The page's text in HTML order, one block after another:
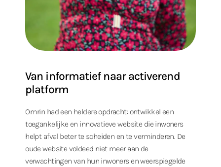
Van informatief naar activerend
platform
Omrin had een heldere opdracht: ontwikkel een
toegankelijke en innovatieve website die inwoners
helpt afval beter te scheiden en te verminderen. De
oude website voldeed niet meer aan de
verwachtingen van hun inwoners en weerspiegelde